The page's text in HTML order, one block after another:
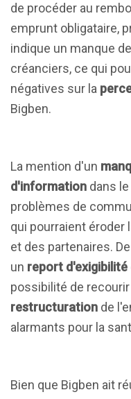
de procéder au
emprunt obligataire,
indique un manque
créanciers, ce qui
négatives sur la
Bigben.
La mention d'un
d'information dans
problèmes de
qui pourraient
et des partenaires.
un report d'exigibilité
possibilité de recourir
restructuration de
alarmants pour la
Bien que Bigben ait